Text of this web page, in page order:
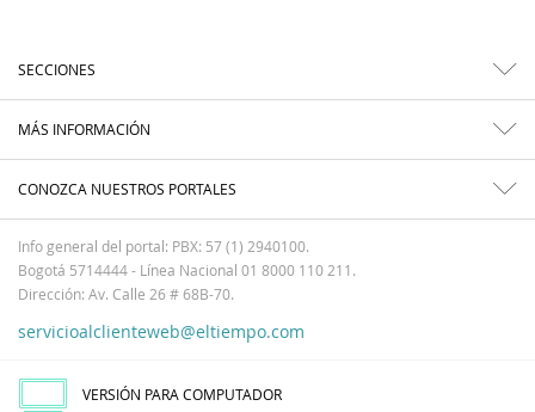
SECCIONES
MÁS INFORMACIÓN
CONOZCA NUESTROS PORTALES
Info general del portal: PBX: 57 (1) 2940100.
Bogotá 5714444 - Línea Nacional 01 8000 110 211.
Dirección: Av. Calle 26 # 68B-70.
servicioalclienteweb@eltiempo.com
VERSIÓN PARA COMPUTADOR